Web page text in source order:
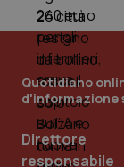
Quotidiano
d'informazione
Direttore
responsabile
_ga